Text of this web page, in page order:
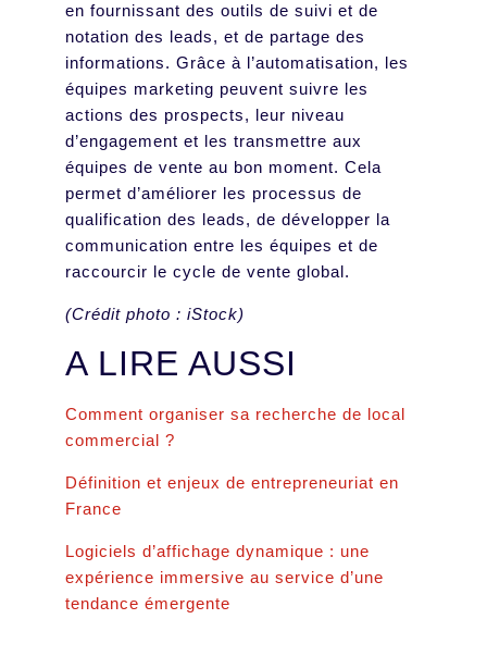
en fournissant des outils de suivi et de
notation des leads, et de partage des
informations. Grâce à l’automatisation, les
équipes marketing peuvent suivre les
actions des prospects, leur niveau
d’engagement et les transmettre aux
équipes de vente au bon moment. Cela
permet d’améliorer les processus de
qualification des leads, de développer la
communication entre les équipes et de
raccourcir le cycle de vente global.
(Crédit photo : iStock)
A LIRE AUSSI
Comment organiser sa recherche de local
commercial ?
Définition et enjeux de entrepreneuriat en
France
Logiciels d’affichage dynamique : une
expérience immersive au service d’une
tendance émergente